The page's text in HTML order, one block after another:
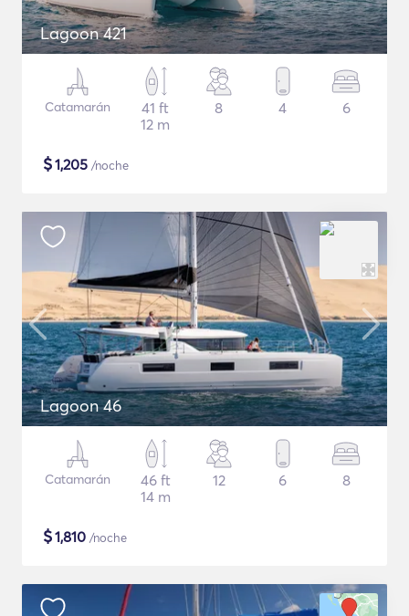
Lagoon 421
Catamarán
41 ft
12 m
8 4 6
$1,205 /noche
Lagoon 46
Catamarán
46 ft
14 m
12 6 8
$1,810 /noche